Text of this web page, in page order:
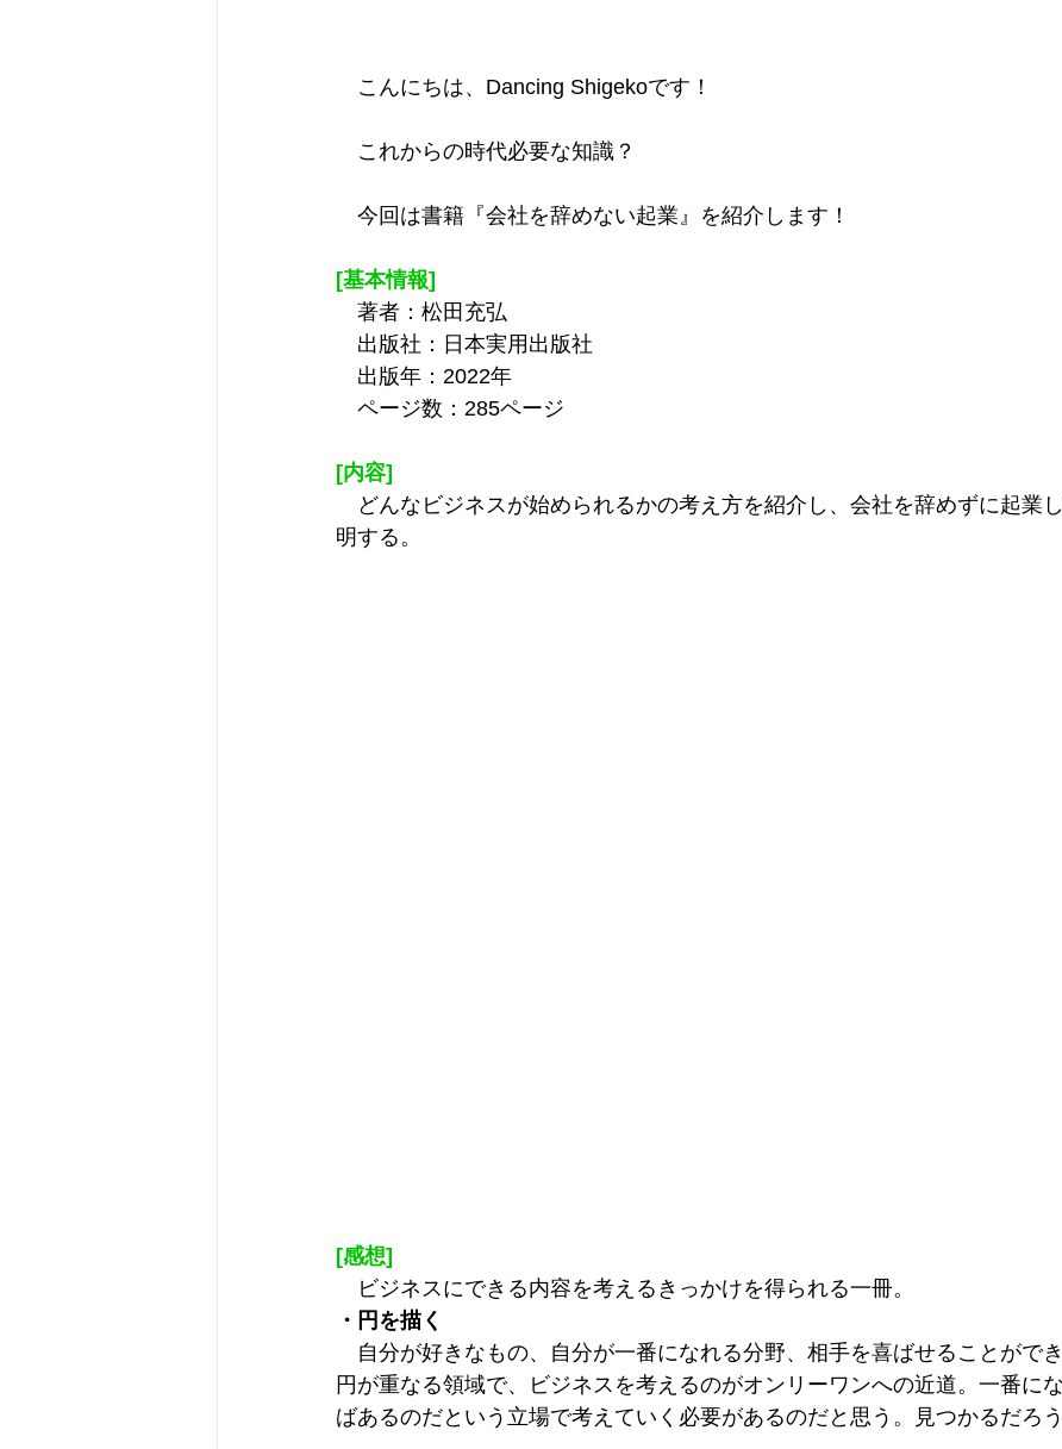
こんにちは、Dancing Shigekoです！
これからの時代必要な知識？
今回は書籍『会社を辞めない起業』を紹介します！
[基本情報]
著者：松田充弘
出版社：日本実用出版社
出版年：2022年
ページ数：285ページ
[内容]
どんなビジネスが始められるかの考え方を紹介し、会社を辞めずに起業
明する。
[感想]
ビジネスにできる内容を考えるきっかけを得られる一冊。
・円を描く
自分が好きなもの、自分が一番になれる分野、相手を喜ばせることがで
円が重なる領域で、ビジネスを考えるのがオンリーワンへの近道。一番に
ばあるのだという立場で考えていく必要があるのだと思う。見つかるだろう